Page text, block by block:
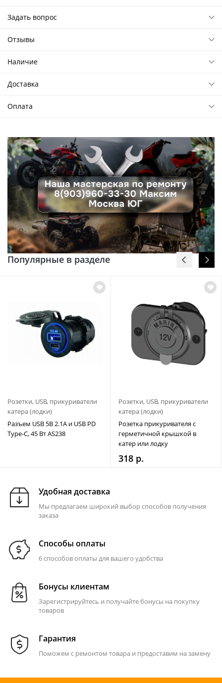
Задать вопрос
Отзывы
Наличие
Доставка
Оплата
Популярные в разделе
Розетки, USB, прикуриватели
катера (лодки)
Разъем USB 5В 2.1А и USB PD
Type-C, 45 Вт AS238
Розетки, USB, прикуриватели
катера (лодки)
Розетка прикуривателя с
герметичной крышкой в
катер или лодку
318 р.
Удобная доставка
Мы предлагаем широкий выбор способов получения
заказа
Способы оплаты
6 способов оплаты для вашего удобства
Бонусы клиентам
Зарегистрируйтесь и получайте бонусы на покупку
товаров
Гарантия
Поможем с ремонтом товара и предоставим на замену